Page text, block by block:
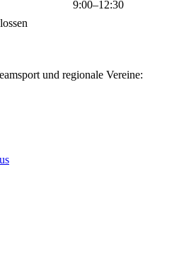
9:00–12:30
und regionale Vereine: